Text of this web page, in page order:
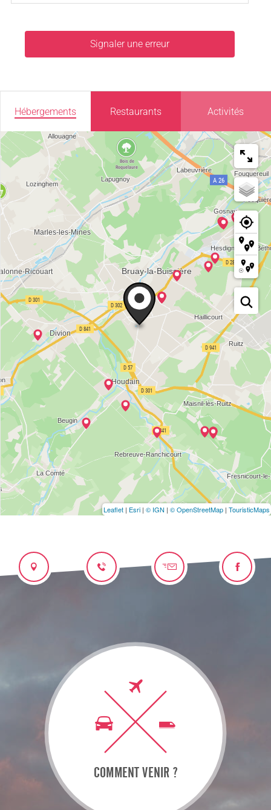
Signaler une erreur
Hébergements Restaurants Activités
Leaflet | Esri | © IGN | © OpenStreetMap | TouristicMaps
COMMENT VENIR ?